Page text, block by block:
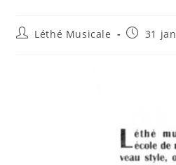
Auteur/autrice
Léthé Musicale 31